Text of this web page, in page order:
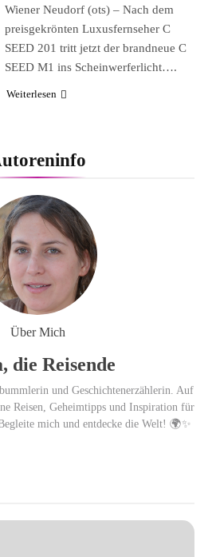
Wiener Neudorf (ots) – Nach dem
preisgekrönten Luxusfernseher C
SEED 201 tritt jetzt der brandneue C
SEED M1 ins Scheinwerferlicht….
Weiterlesen
Über Mich
die Reisende
und Geschichtenerzählerin. Auf
Reisen, Geheimtipps und Inspiration für
mich und entdecke die Welt! 🌍✨